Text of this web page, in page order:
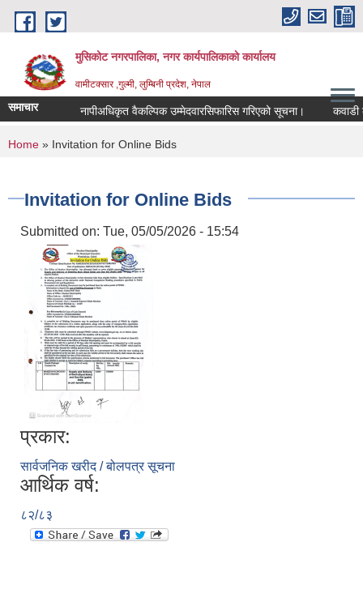
Skip to main content
मुसिकोट नगरपालिका, नगर कार्यपालिकाकाे कार्यालय
वामीटक्सार ,गुल्मी, लुम्बिनी प्रदेश, नेपाल
समाचार नापीअधिकृत वैकल्पिक उम्मेदवारसिफारिस गरिएको सूचना। कवाडी
You are here
Home » Invitation for Online Bids
Invitation for Online Bids
Submitted on: Tue, 05/05/2026 - 15:54
प्रकार:
सार्वजनिक खरीद / बोलपत्र सूचना
आर्थिक वर्ष:
८२/८३